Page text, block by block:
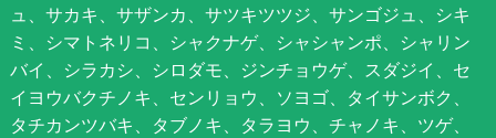
ュ、サカキ、サザンカ、サツキツツジ、サンゴジュ、シキ
ミ、シマトネリコ、シャクナゲ、シャシャンポ、シャリン
バイ、シラカシ、シロダモ、ジンチョウゲ、スダジイ、セ
イヨウバクチノキ、センリョウ、ソヨゴ、タイサンボク、
タチカンツバキ、タブノキ、タラヨウ、チャノキ、ツゲ、